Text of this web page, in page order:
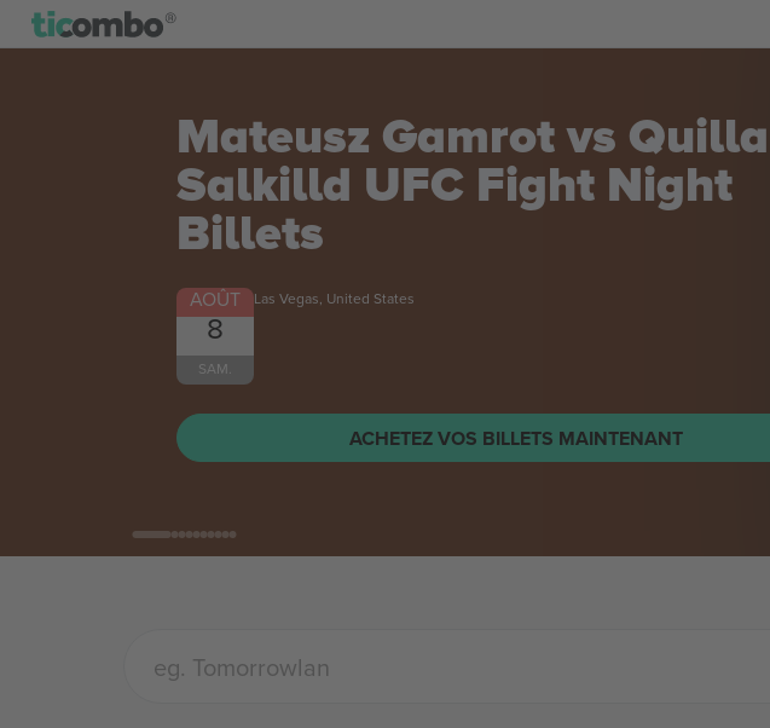
Discovery Festival - 80's
Calling - SaturdayBillets
8
SAM.
Discovery Festival - 80's Calling - Saturday
ACHETEZ VOS BILLETS MAINTENANT